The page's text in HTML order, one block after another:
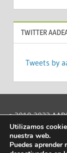
TWITTER
Tweets by
© 2010-2022
privacidad|
Utilizamos
nuestra web.
Puedes